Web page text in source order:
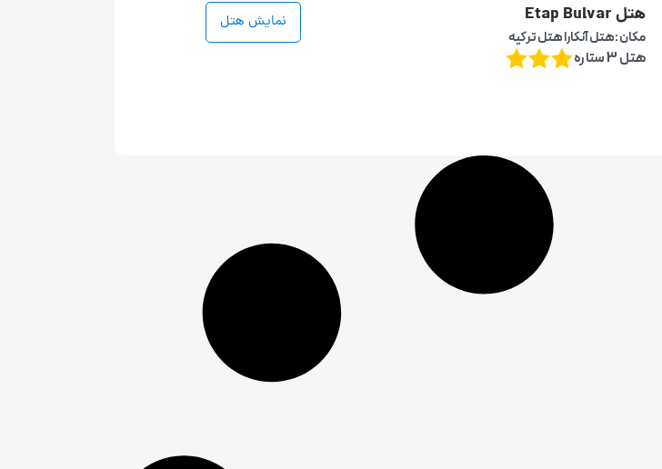
هتل Etap Bulvar
مکان :هتل آنکارا هتل ترکیه
هتل 3 ستاره
نمایش هتل